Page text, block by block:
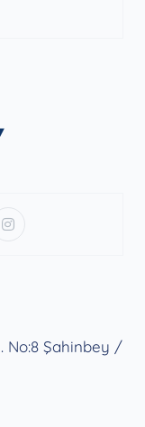
No:8 Şahinbey /